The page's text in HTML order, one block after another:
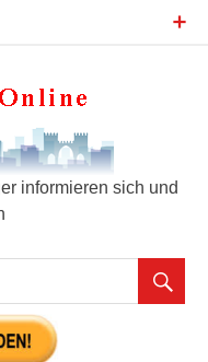
informieren sich und